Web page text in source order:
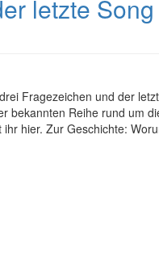
letzte
Fragezeichen und der
bekannten Reihe rund um
hier. Zur Geschichte: